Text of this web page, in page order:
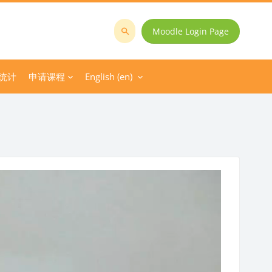
Search
Moodle Login Page
计 申请课程 English ‎(en)‎